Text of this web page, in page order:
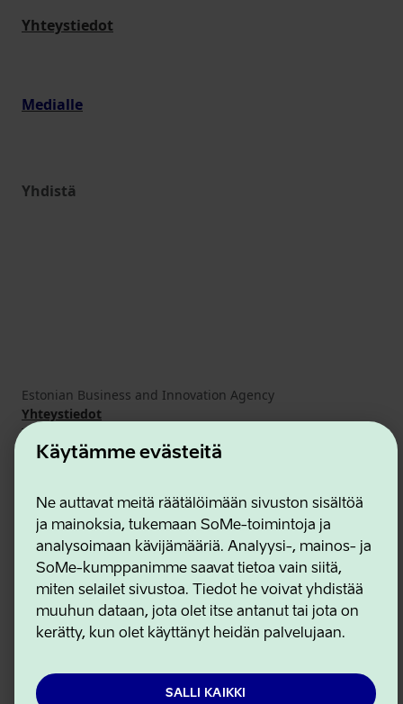
Käytämme evästeitä
Ne auttavat meitä räätälöimään sivuston sisältöä
ja mainoksia, tukemaan SoMe-toimintoja ja
analysoimaan kävijämääriä. Analyysi-, mainos- ja
SoMe-kumppanimme saavat tietoa vain siitä,
miten selailet sivustoa. Tiedot he voivat yhdistää
muuhun dataan, jota olet itse antanut tai jota on
kerätty, kun olet käyttänyt heidän palvelujaan.
SALLI KAIKKI
Yhteystiedot
Medialle
Yhdistä
Estonian Business and Innovation Agency
Yhteystiedot
Yhteistyökumppanit
Käyttöehdot